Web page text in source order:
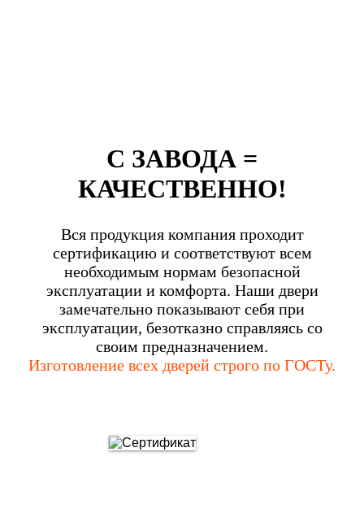
С ЗАВОДА =
КАЧЕСТВЕННО!
Вся продукция компания проходит
сертификацию и соответствуют всем
необходимым нормам безопасной
эксплуатации и комфорта. Наши двери
замечательно показывают себя при
эксплуатации, безотказно справляясь со
своим предназначением.
Изготовление всех дверей строго по ГОСТу.